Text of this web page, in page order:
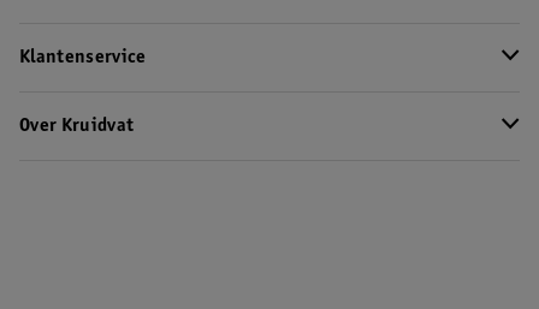
Klantenservice
Over Kruidvat